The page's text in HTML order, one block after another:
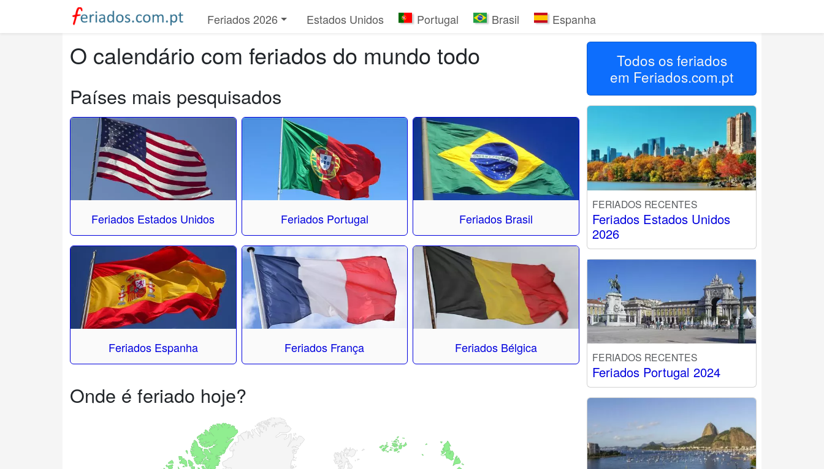
Feriados 2026 Estados Unidos Portugal Brasil Espanha
O calendário com feriados do mundo todo
Países mais pesquisados
Feriados Estados Unidos Feriados Portugal Feriados Brasil
Feriados Espanha Feriados França Feriados Bélgica
Onde é feriado hoje?
Todos os feriados
em Feriados.com.pt
FERIADOS RECENTES
Feriados Estados Unidos
2026
FERIADOS RECENTES
Feriados Portugal 2024